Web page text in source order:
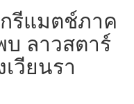
รีแมตช์ภาค
ลาวสตาร์
วียนรา